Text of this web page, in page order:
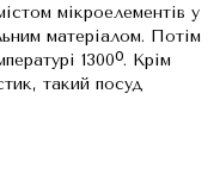
мікроелементів у
матеріалом. Потім
1300ᴼ. Крім
такий посуд